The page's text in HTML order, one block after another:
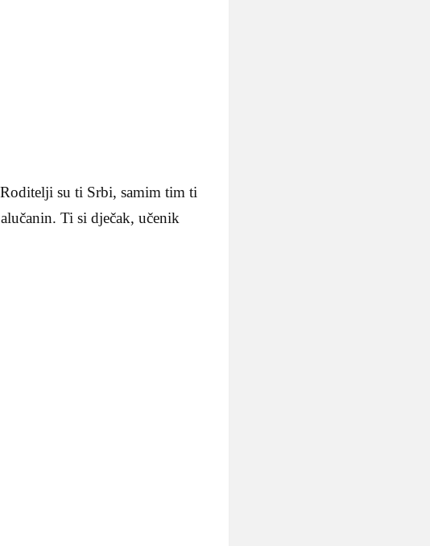
su ti Srbi, samim tim ti
Ti si dječak, učenik